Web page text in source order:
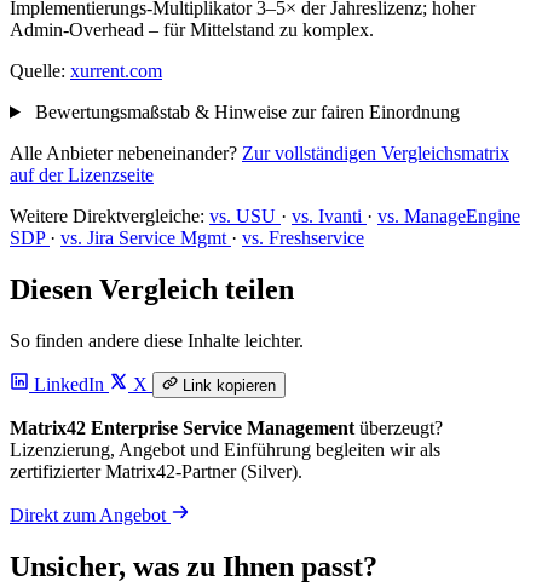
Implementierungs-Multiplikator 3–5× der Jahreslizenz; hoher
Admin-Overhead – für Mittelstand zu komplex.
Quelle: xurrent.com
Bewertungsmaßstab & Hinweise zur fairen Einordnung
Alle Anbieter nebeneinander? Zur vollständigen Vergleichsmatrix
auf der Lizenzseite
Weitere Direktvergleiche: vs. USU · vs. Ivanti · vs. ManageEngine
SDP · vs. Jira Service Mgmt · vs. Freshservice
Diesen Vergleich teilen
So finden andere diese Inhalte leichter.
LinkedIn X Link kopieren
Matrix42 Enterprise Service Management überzeugt?
Lizenzierung, Angebot und Einführung begleiten wir als
zertifizierter Matrix42-Partner (Silver).
Direkt zum Angebot
Unsicher, was zu Ihnen passt?